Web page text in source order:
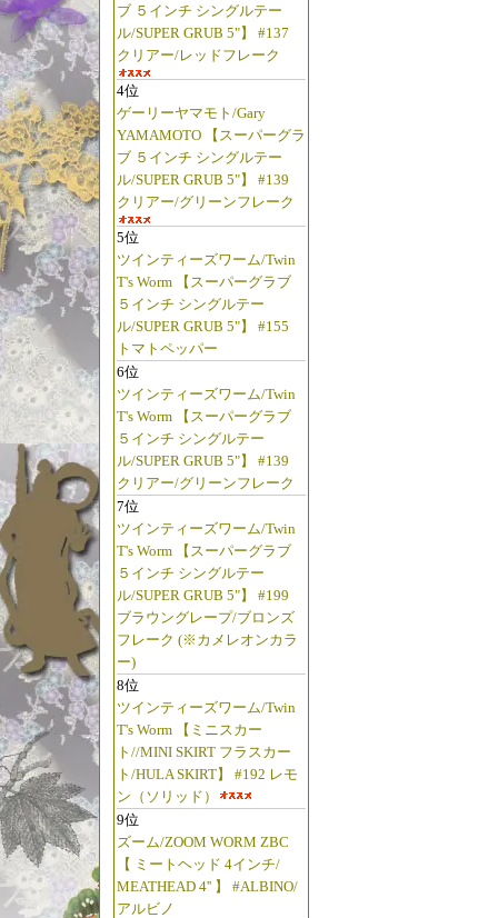
ブ ５インチ シングルテー
ル/SUPER GRUB 5"】 #137
クリアー/レッドフレーク
4位
ゲーリーヤマモト/Gary
YAMAMOTO 【スーパーグラ
ブ ５インチ シングルテー
ル/SUPER GRUB 5"】 #139
クリアー/グリーンフレーク
5位
ツインティーズワーム/Twin
T's Worm 【スーパーグラブ
５インチ シングルテー
ル/SUPER GRUB 5"】 #155
トマトペッパー
6位
ツインティーズワーム/Twin
T's Worm 【スーパーグラブ
５インチ シングルテー
ル/SUPER GRUB 5"】 #139
クリアー/グリーンフレーク
7位
ツインティーズワーム/Twin
T's Worm 【スーパーグラブ
５インチ シングルテー
ル/SUPER GRUB 5"】 #199
ブラウングレープ/ブロンズ
フレーク (※カメレオンカラ
ー)
8位
ツインティーズワーム/Twin
T's Worm 【ミニスカー
ト//MINI SKIRT フラスカー
ト/HULA SKIRT】 #192 レモ
ン（ソリッド）
9位
ズーム/ZOOM WORM ZBC
【 ミートヘッド 4インチ/
MEATHEAD 4'' 】 #ALBINO/
アルビノ